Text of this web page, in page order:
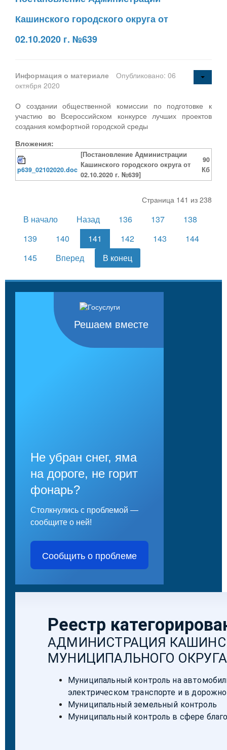
Кашинского городского округа от
02.10.2020 г. №639
Информация о материале
Опубликовано: 06
октября 2020
О создании общественной комиссии по подготовке к
участию во Всероссийском конкурсе лучших проектов
создания комфортной городской среды
Вложения:
p639_02102020.doc
[Постановление Администрации
Кашинского городского округа от
02.10.2020 г. №639]
90
Кб
Страница 141 из 238
В начало Назад 136 137
138
139
140 141 142 143
144
145
Вперед В конец
Решаем вместе
Не убран снег, яма
на дороге, не горит
фонарь?
Столкнулись с проблемой —
сообщите о ней!
Сообщить о проблеме